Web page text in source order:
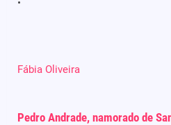
Fábia Oliveira
Pedro Andrade, namorado de